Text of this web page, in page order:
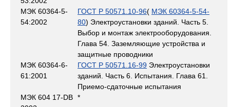
МЭК 60364-5-
54:2002
ГОСТ Р 50571.10-96( МЭК 60364-5-54-
80) Электроустановки зданий. Часть 5.
Выбор и монтаж электрооборудования.
Глава 54. Заземляющие устройства и
защитные проводники
МЭК 60364-6-
61:2001
ГОСТ Р 50571.16-99 Электроустановки
зданий. Часть 6. Испытания. Глава 61.
Приемо-сдаточные испытания
МЭК 604 17-DB *